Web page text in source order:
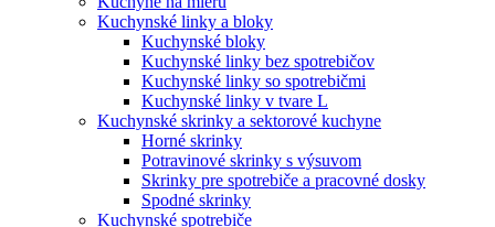
Kuchynské linky a bloky
Kuchynské bloky
Kuchynské linky bez spotrebičov
Kuchynské linky so spotrebičmi
Kuchynské linky v tvare L
Kuchynské skrinky a sektorové kuchyne
Horné skrinky
Potravinové skrinky s výsuvom
Skrinky pre spotrebiče a pracovné dosky
Spodné skrinky
Kuchynské spotrebiče